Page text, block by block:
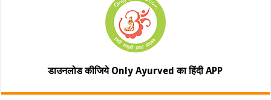
डाउनलोड कीजिये Only Ayurved का हिंदी APP